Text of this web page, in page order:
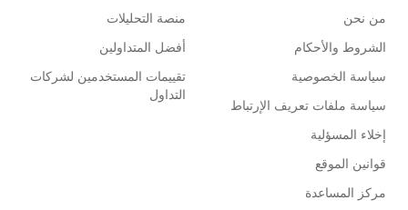
من نحن
الشروط والأحكام
سياسة الخصوصية
سياسة ملفات تعريف الإرتباط
إخلاء المسؤلية
قوانين الموقع
مركز المساعدة
منصة التحليلات
أفضل المتداولين
تقييمات المستخدمين لشركات
التداول